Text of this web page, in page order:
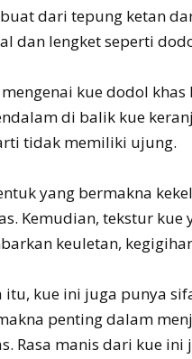
dari tepung ketan
dan lengket seperti
kue dodol
di balik kue
tidak memiliki ujung.
yang bermakna
Kemudian, tekstur kue
keuletan,
itu, kue ini juga punya
penting dalam
Rasa manis dari kue ini